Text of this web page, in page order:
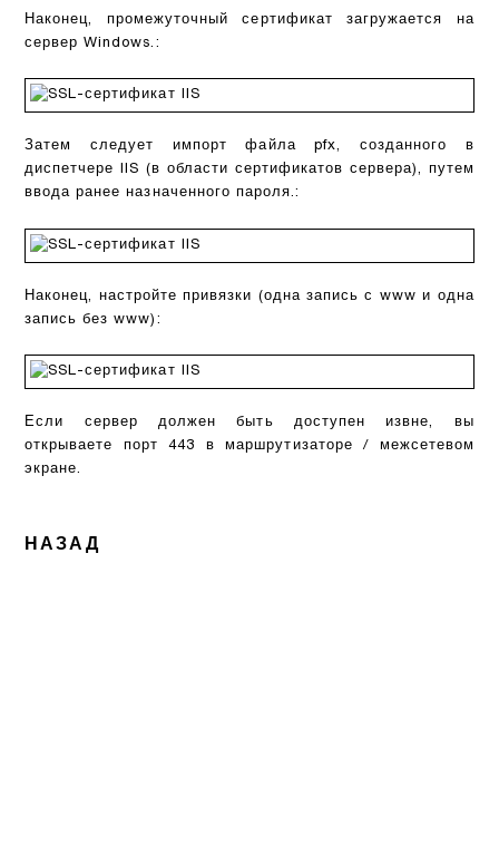
Наконец, промежуточный сертификат загружается на
сервер Windows.:
Затем следует импорт файла pfx, созданного в
диспетчере IIS (в области сертификатов сервера), путем
ввода ранее назначенного пароля.:
Наконец, настройте привязки (одна запись с www и одна
запись без www):
Если сервер должен быть доступен извне, вы
открываете порт 443 в маршрутизаторе / межсетевом
экране.
НАЗАД